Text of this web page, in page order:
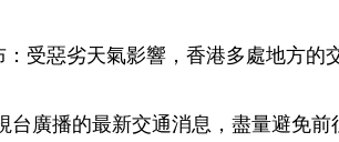
受惡劣天氣影響，香港多處地方的
台廣播的最新交通消息，盡量避免